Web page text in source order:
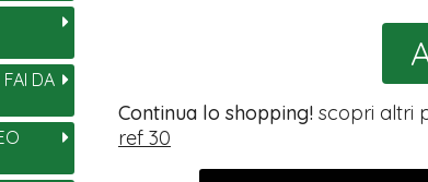
Continua lo shopping!scopri altri
ref 30
DA